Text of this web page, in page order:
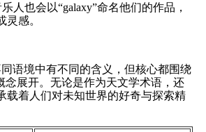
人也会以“galaxy”命名他们的作品，
灵感。
同语境中有不同的含义，但核心都围绕
念展开。无论是作为天文学术语，还
载着人们对未知世界的好奇与探索精